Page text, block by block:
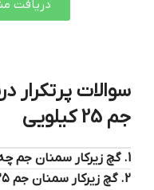
دریافت
سوالات پرتکرار
جم 25 کیلویی
1. گچ زیرکار سمنان جم چه نوعی است؟